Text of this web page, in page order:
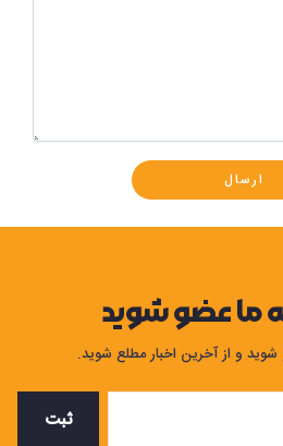
ارسال
ما عضو شوید
شوید و از آخرین اخبار مطلع شوید.
ثبت